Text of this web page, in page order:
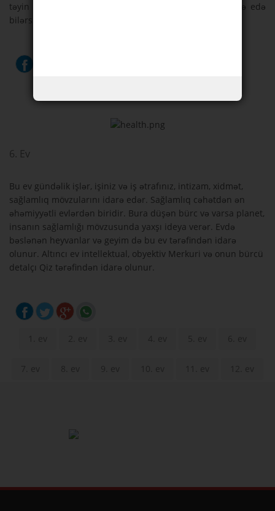
təyin edər. Hər evə tıqlayaraq daha çox məlumat əldə edə
bilərsiniz.
6. Ev
Bu ev gündəlik işlər, işiniz və iş ətrafınız, intizam, xidmət,
sağlamlıq mövzularını idarə edər. Sağlamlıq cəhətdən ən
əhəmiyyətli evlərdən biridir. Bura düşən bürc və varsa planet,
insanın sağlamlığı mövzusunda yaxşı ideya verər. Evdə
bəslənən heyvanlar və geyim də bu ev tərəfindən idarə
olunur. Altıncı ev intellektual, obyektiv Merkuri və onun bürcü
detalçı Qiz tərəfindən idarə olunur.